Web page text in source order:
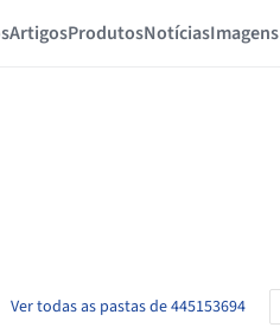
ArtigosProdutosNotíciasImagens
Ver todas as pastas de 445153694